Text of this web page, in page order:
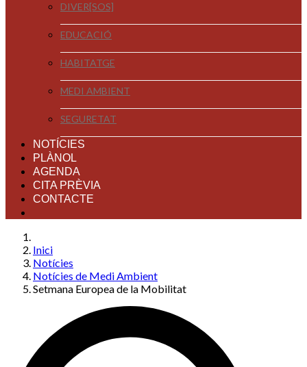
DIVER[SOS]
EDUCACIÓ
HABITATGE
MEDI AMBIENT
SEGURETAT
NOTÍCIES
PLÀNOL
AGENDA
CITA PRÈVIA
CONTACTE
Inici
Notícies
Notícies de Medi Ambient
Setmana Europea de la Mobilitat